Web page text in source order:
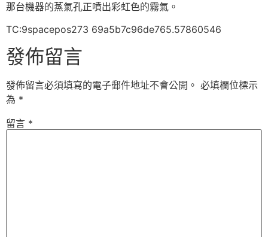
那台機器的蒸氣孔正噴出彩虹色的霧氣。
TC:9spacepos273 69a5b7c96de765.57860546
發佈留言
發佈留言必須填寫的電子郵件地址不會公開。 必填欄位標示
為 *
留言 *